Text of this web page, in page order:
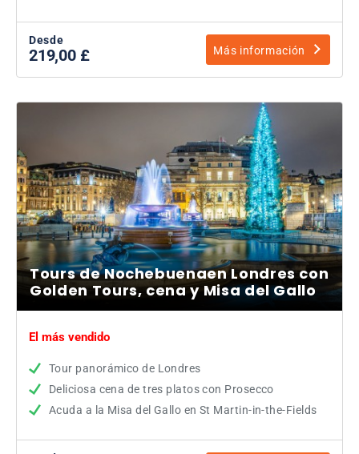
Desde
219,00 £ Más información
Tours de Nochebuenaen Londres con
Golden Tours, cena y Misa del Gallo
El más vendido
Tour panorámico de Londres
Deliciosa cena de tres platos con Prosecco
Acuda a la Misa del Gallo en St Martin-in-the-Fields